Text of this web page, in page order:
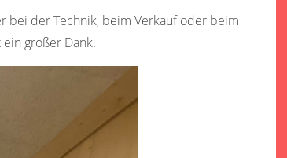
der Technik, beim Verkauf oder beim
großer Dank.